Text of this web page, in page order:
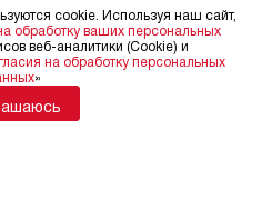
лиц
russia.ru
лиц
cookie. Используя наш сайт,
обработку ваших персональных
веб-аналитики (Cookie) и
на обработку персональных
»